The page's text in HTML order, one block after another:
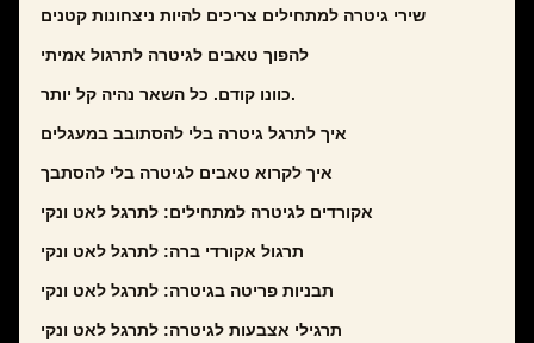
שירי גיטרה למתחילים צריכים להיות ניצחונות קטנים
להפוך טאבים לגיטרה לתרגול אמיתי
כוונו קודם. כל השאר נהיה קל יותר.
איך לתרגל גיטרה בלי להסתובב במעגלים
איך לקרוא טאבים לגיטרה בלי להסתבך
אקורדים לגיטרה למתחילים: לתרגל לאט ונקי
תרגול אקורדי ברה: לתרגל לאט ונקי
תבניות פריטה בגיטרה: לתרגל לאט ונקי
תרגילי אצבעות לגיטרה: לתרגל לאט ונקי